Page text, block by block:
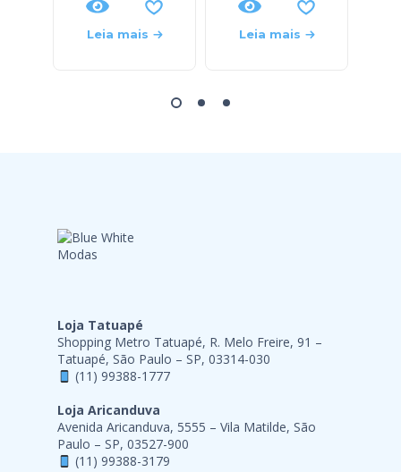
Leia mais Leia mais
Loja Tatuapé
Shopping Metro Tatuapé, R. Melo Freire, 91 –
Tatuapé, São Paulo – SP, 03314-030
(11) 99388-1777
Loja Aricanduva
Avenida Aricanduva, 5555 – Vila Matilde, São
Paulo – SP, 03527-900
(11) 99388-3179